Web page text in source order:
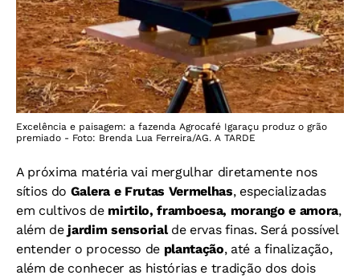
Excelência e paisagem: a fazenda Agrocafé Igaraçu produz o grão
premiado - Foto: Brenda Lua Ferreira/AG. A TARDE
A próxima matéria vai mergulhar diretamente nos
sítios do Galera e Frutas Vermelhas, especializadas
em cultivos de mirtilo, framboesa, morango e amora,
além dejardim sensorialde ervas finas. Será possível
entender o processo de plantação, até a finalização,
além de conhecer as histórias e tradição dos dois